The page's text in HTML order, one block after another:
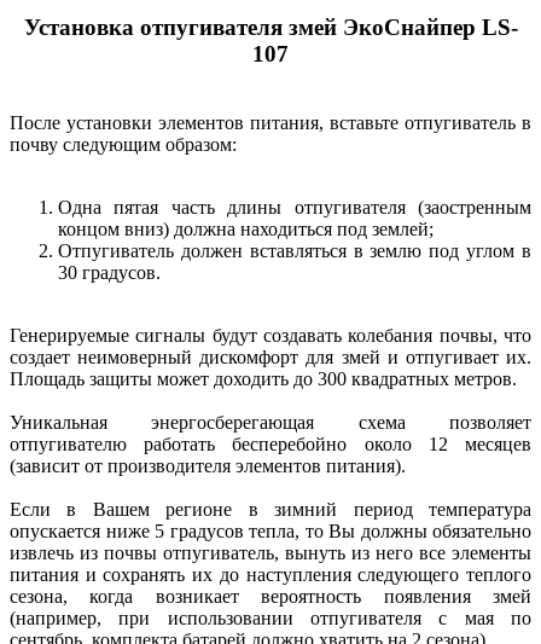
Установка отпугивателя змей ЭкоСнайпер LS-
107
После установки элементов питания, вставьте отпугиватель в
почву следующим образом:
Одна пятая часть длины отпугивателя (заостренным
концом вниз) должна находиться под землей;
Отпугиватель должен вставляться в землю под углом в
30 градусов.
Генерируемые сигналы будут создавать колебания почвы, что
создает неимоверный дискомфорт для змей и отпугивает их.
Площадь защиты может доходить до 300 квадратных метров.
Уникальная энергосберегающая схема позволяет
отпугивателю работать бесперебойно около 12 месяцев
(зависит от производителя элементов питания).
Если в Вашем регионе в зимний период температура
опускается ниже 5 градусов тепла, то Вы должны обязательно
извлечь из почвы отпугиватель, вынуть из него все элементы
питания и сохранять их до наступления следующего теплого
сезона, когда возникает вероятность появления змей
(например, при использовании отпугивателя с мая по
сентябрь, комплекта батарей должно хватить на 2 сезона).